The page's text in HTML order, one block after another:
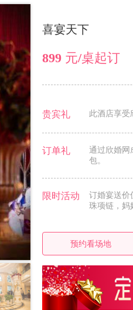
喜宴天下
899 元/桌起订
贵宾礼 此酒店享受
订单礼
通过欣婚网
包。
限时活动
订婚宴送价
珠项链，妈
预约看场地